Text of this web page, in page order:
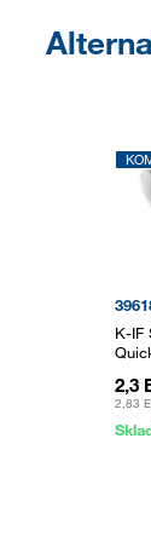
K-IF
2,3
2,83